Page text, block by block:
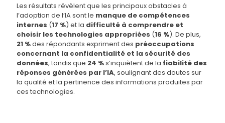
Les résultats révèlent que les principaux obstacles à
l’adoption de l’IA sont le manque de compétences
internes (17 %) et la difficulté à comprendre et
choisir les technologies appropriées (16 %). De plus,
21 %des répondants expriment des préoccupations
concernant la confidentialité et la sécurité des
données, tandis que 24 %s’inquiètent de la fiabilité des
réponses générées par l’IA, soulignant des doutes sur
la qualité et la pertinence des informations produites par
ces technologies.